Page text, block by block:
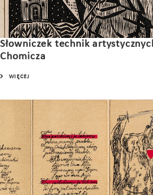
Słowniczek technik
Chomicza
WIĘCEJ